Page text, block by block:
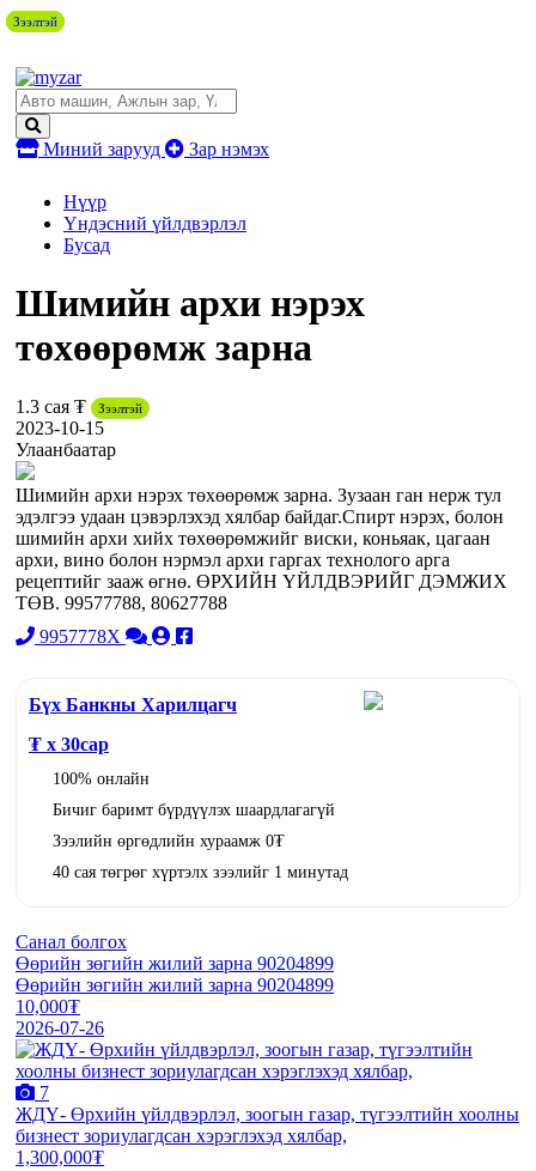
Миний зарууд Зар нэмэх
Нүүр
Үндэсний үйлдвэрлэл
Бусад
Шимийн архи нэрэх
төхөөрөмж зарна
1.3 сая ₮ Зээлтэй
2023-10-15
Улаанбаатар
Шимийн архи нэрэх төхөөрөмж зарна. Зузаан ган нерж тул
эдэлгээ удаан цэвэрлэхэд хялбар байдаг.Спирт нэрэх, болон
шимийн архи хийх төхөөрөмжийг виски, коньяак, цагаан
архи, вино болон нэрмэл архи гаргах технолого арга
рецептийг зааж өгнө. ӨРХИЙН ҮЙЛДВЭРИЙГ ДЭМЖИХ
ТӨВ. 99577788, 80627788
9957778X
Бүх Банкны Харилцагч
₮ x 30сар
100% онлайн
Бичиг баримт бүрдүүлэх шаардлагагүй
Зээлийн өргөдлийн хураамж 0₮
40 сая төгрөг хүртэлх зээлийг 1 минутад
Санал болгох
Өөрийн зөгийн жилий зарна 90204899
Өөрийн зөгийн жилий зарна 90204899
10,000₮
2026-07-26
Зээлтэй
7
ЖДҮ- Өрхийн үйлдвэрлэл, зоогын газар, түгээлтийн хоолны
бизнест зориулагдсан хэрэглэхэд хялбар,
1,300,000₮
Зээлтэй
Зээлтэй
Зээлтэй